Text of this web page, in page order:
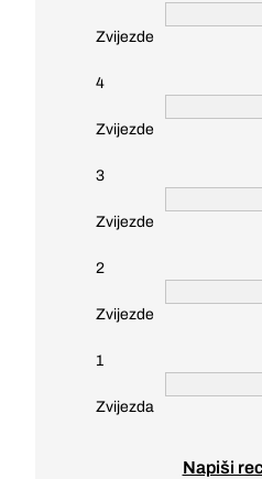
Zvijezde
4
Zvijezde
3
Zvijezde
2
Zvijezde
1
Zvijezda
Napiši